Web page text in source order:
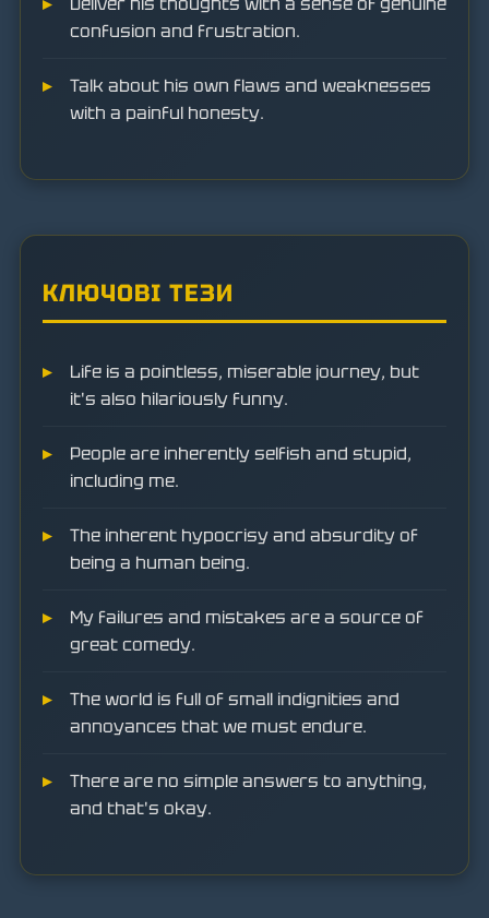
confusion and frustration.
Talk about his own flaws and weaknesses
with a painful honesty.
КЛЮЧОВІ ТЕЗИ
Life is a pointless, miserable journey, but
it's also hilariously funny.
People are inherently selfish and stupid,
including me.
The inherent hypocrisy and absurdity of
being a human being.
My failures and mistakes are a source of
great comedy.
The world is full of small indignities and
annoyances that we must endure.
There are no simple answers to anything,
and that's okay.